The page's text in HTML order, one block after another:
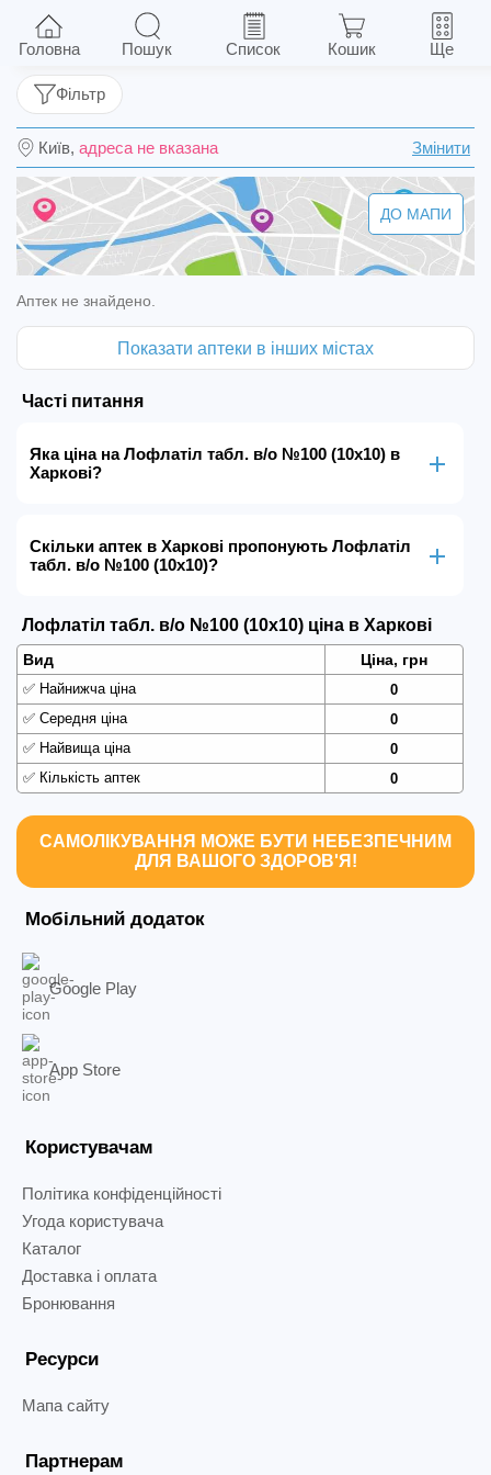
Лофлатіл табл. в/о №100 (10х10)
Київ, адреса не вказана Змінити
Фільтр
ДО МАПИ
Аптек не знайдено.
Показати аптеки в інших містах
Часті питання
Яка ціна на Лофлатіл табл. в/о №100 (10х10) в
Харкові?
Скільки аптек в Харкові пропонують Лофлатіл
табл. в/о №100 (10х10)?
Лофлатіл табл. в/о №100 (10х10) ціна в Харкові
Вид Ціна, грн
✅ Найнижча ціна
0
✅ Середня ціна
0
✅ Найвища ціна
0
✅ Кількість аптек 0
САМОЛІКУВАННЯ МОЖЕ БУТИ НЕБЕЗПЕЧНИМ
ДЛЯ ВАШОГО ЗДОРОВ'Я!
Мобільний додаток
Google Play
App Store
Користувачам
Політика конфіденційності
Угода користувача
Каталог
Доставка і оплата
Бронювання
Ресурси
Мапа сайту
Партнерам
Головна Пошук Список Кошик Ще